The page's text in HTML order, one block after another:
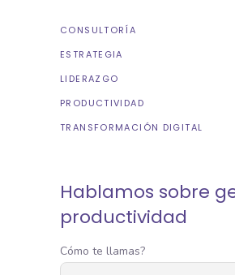
CONSULTORÍA
ESTRATEGIA
LIDERAZGO
PRODUCTIVIDAD
TRANSFORMACIÓN DIGITAL
Hablamos sobre
productividad
Cómo te llamas?